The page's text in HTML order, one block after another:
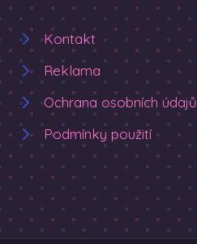
Kontakt
Reklama
Ochrana osobních údajů
Podmínky použití